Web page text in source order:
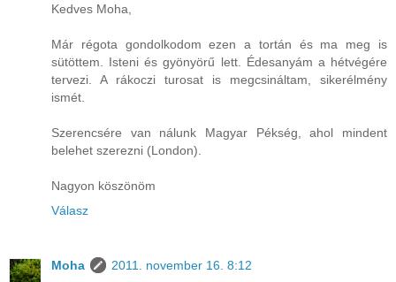
Kedves Moha,
Már régota gondolkodom ezen a tortán és ma meg is
sütöttem. Isteni és gyönyörű lett. Édesanyám a hétvégére
tervezi. A rákoczi turosat is megcsináltam, sikerélmény
ismét.
Szerencsére van nálunk Magyar Pékség, ahol mindent
belehet szerezni (London).
Nagyon köszönöm
Válasz
Moha 2011. november 16. 8:12